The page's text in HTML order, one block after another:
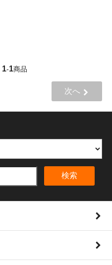
1-1商品
次へ
検索